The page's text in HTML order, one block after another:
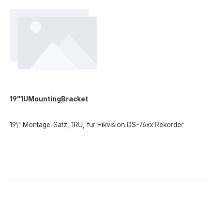
19"1UMountingBracket
19\" Montage-Satz, 1RU, für Hikvision DS-76xx Rekorder